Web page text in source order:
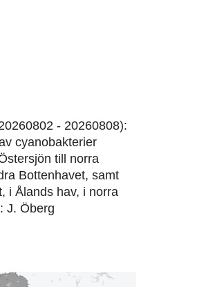
- 20260808):
cyanobakterier
till norra
Bottenhavet, samt
i Ålands hav, i norra
J. Öberg